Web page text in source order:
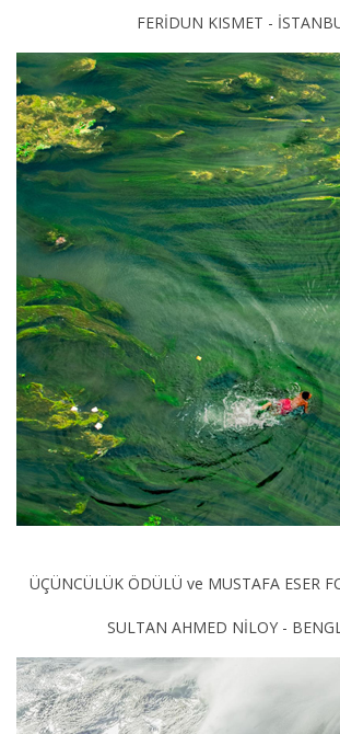
FERİDUN KISMET -
ÜÇÜNCÜLÜK ÖDÜLÜ ve MUSTAFA ESER
SULTAN AHMED NİLOY -